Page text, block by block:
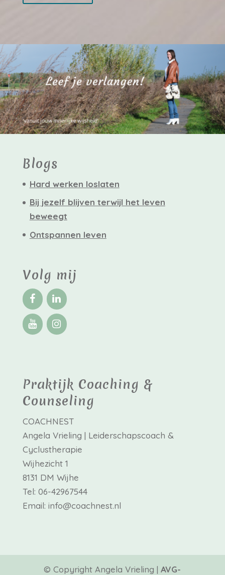
Blogs
Hard werken loslaten
Bij jezelf blijven terwijl het leven
beweegt
Ontspannen leven
Volg mij
Praktijk Coaching &
Counseling
COACHNEST
Angela Vrieling | Leiderschapscoach &
Cyclustherapie
Wijhezicht 1
8131 DM Wijhe
Tel: 06-42967544
Email: info@coachnest.nl
© Copyright Angela Vrieling |AVG-